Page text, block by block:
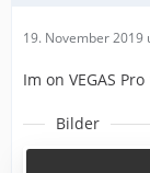
19. November 2019
Im on VEGAS Pro
Bilder